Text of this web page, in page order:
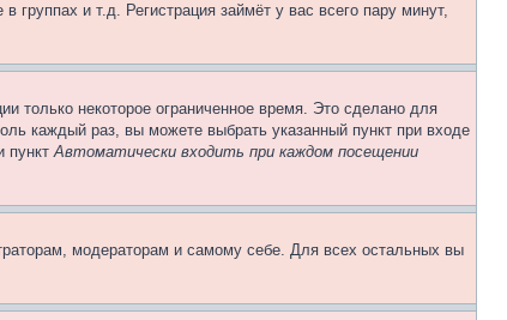
и т.д. Регистрация займёт у вас всего пару минут,
только некоторое ограниченное время. Это сделано для
каждый раз, вы можете выбрать указанный пункт при входе
пунктАвтоматически входить при каждом посещении
модераторам и самому себе. Для всех остальных вы